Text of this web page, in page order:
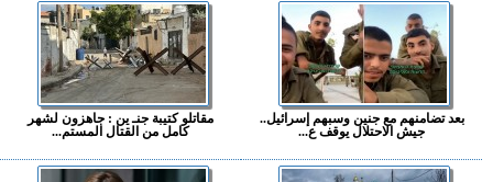
بعد تضامنهم مع جنين وسبهم إسرائيل..
جيش الاحتلال يوقف ع...
مقاتلو كتيبة جنـ ين : جاهزون لشهر
كامل من القتال المستم...